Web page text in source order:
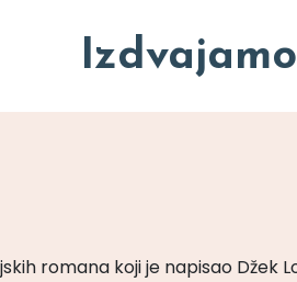
Izdvajamo
romana koji je napisao